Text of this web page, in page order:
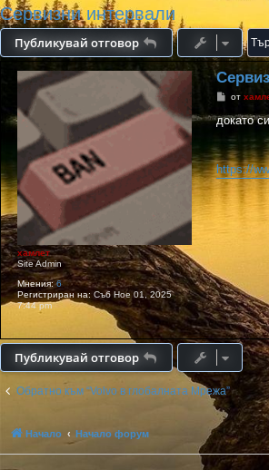
Сервизни интервали
Публикувай отговор
хамлет
Site Admin
Мнения: 6
Регистриран на: Съб Ное 01, 2025
7:44 pm
М
е
и
е
от
докато
https://
Публикувай отговор
Обратно към “Volvo в глобалната Мрежа”
Начало Начало форум